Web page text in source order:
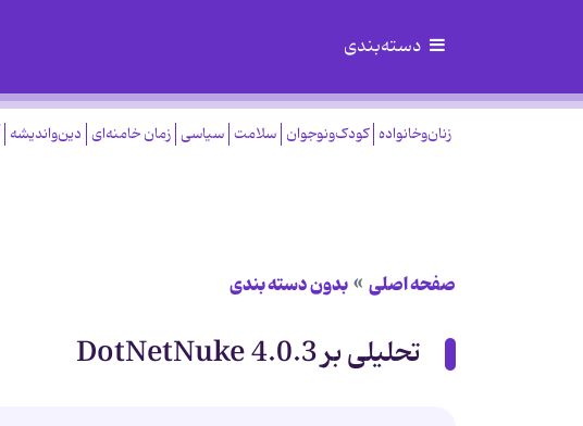
دسته‌بندی
زنان‌وخانواده کودک‌ونوجوان سلامت سیاسی زمان خامنه‌ای دین‌واندیشه
صفحه اصلی بدون دسته بندی
تحلیلی بر DotNetNuke 4.0.3